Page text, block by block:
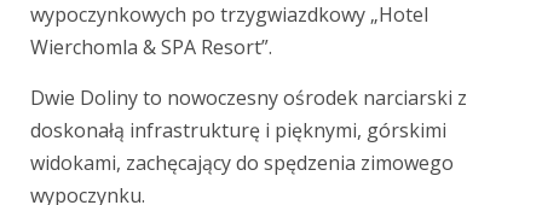
wypoczynkowych po trzygwiazdkowy „Hotel
Wierchomla & SPA Resort”.
Dwie Doliny to nowoczesny ośrodek narciarski z
doskonałą infrastrukturę i pięknymi, górskimi
widokami, zachęcający do spędzenia zimowego
wypoczynku.